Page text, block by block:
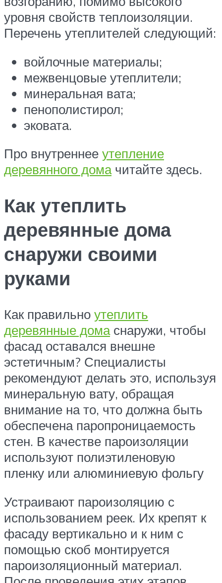
уровня свойств теплоизоляции.
Перечень утеплителей следующий:
войлочные материалы;
межвенцовые утеплители;
минеральная вата;
пенополистирол;
эковата.
Про внутреннее утепление
деревянного домачитайте здесь.
Как утеплить
деревянные дома
снаружи своими
руками
Как правильно утеплить
деревянные домаснаружи, чтобы
фасад оставался внешне
эстетичным? Специалисты
рекомендуют делать это, используя
минеральную вату, обращая
внимание на то, что должна быть
обеспечена паропроницаемость
стен. В качестве пароизоляции
используют полиэтиленовую
пленку или алюминиевую фольгу
Устраивают пароизоляцию с
использованием реек. Их крепят к
фасаду вертикально и к ним с
помощью скоб монтируется
пароизоляционный материал.